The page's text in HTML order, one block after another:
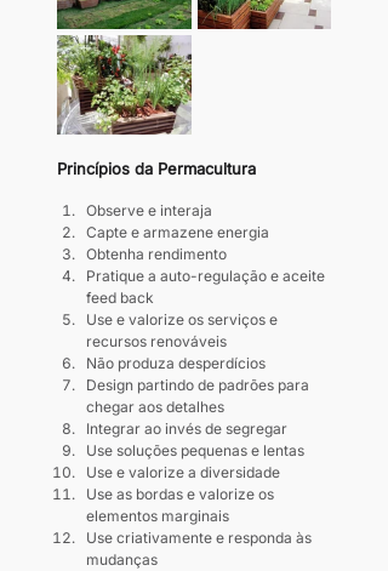
Princípios da Permacultura
Observe e interaja
Capte e armazene energia
Obtenha rendimento
Pratique a auto-regulação e aceite
feed back
Use e valorize os serviços e
recursos renováveis
Não produza desperdícios
Design partindo de padrões para
chegar aos detalhes
Integrar ao invés de segregar
Use soluções pequenas e lentas
Use e valorize a diversidade
Use as bordas e valorize os
elementos marginais
Use criativamente e responda às
mudanças